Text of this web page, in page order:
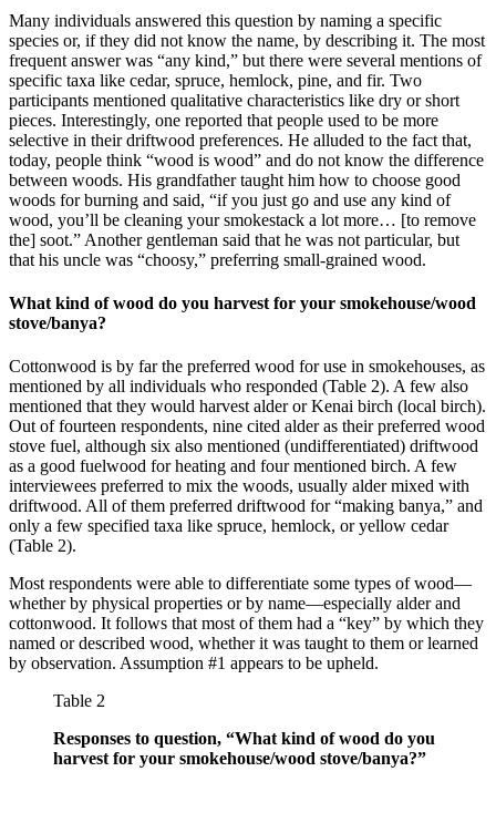
Many individuals answered this question by naming a specific
species or, if they did not know the name, by describing it. The most
frequent answer was “any kind,” but there were several mentions of
specific taxa like cedar, spruce, hemlock, pine, and fir. Two
participants mentioned qualitative characteristics like dry or short
pieces. Interestingly, one reported that people used to be more
selective in their driftwood preferences. He alluded to the fact that,
today, people think “wood is wood” and do not know the difference
between woods. His grandfather taught him how to choose good
woods for burning and said, “if you just go and use any kind of
wood, you’ll be cleaning your smokestack a lot more… [to remove
the] soot.” Another gentleman said that he was not particular, but
that his uncle was “choosy,” preferring small-grained wood.
What kind of wood do you harvest for your smokehouse/wood
stove/banya?
Cottonwood is by far the preferred wood for use in smokehouses, as
mentioned by all individuals who responded (Table 2). A few also
mentioned that they would harvest alder or Kenai birch (local birch).
Out of fourteen respondents, nine cited alder as their preferred wood
stove fuel, although six also mentioned (undifferentiated) driftwood
as a good fuelwood for heating and four mentioned birch. A few
interviewees preferred to mix the woods, usually alder mixed with
driftwood. All of them preferred driftwood for “making banya,” and
only a few specified taxa like spruce, hemlock, or yellow cedar
(Table 2).
Most respondents were able to differentiate some types of wood—
whether by physical properties or by name—especially alder and
cottonwood. It follows that most of them had a “key” by which they
named or described wood, whether it was taught to them or learned
by observation. Assumption #1 appears to be upheld.
Table 2
Responses to question, “What kind of wood do you
harvest for your smokehouse/wood stove/banya?”